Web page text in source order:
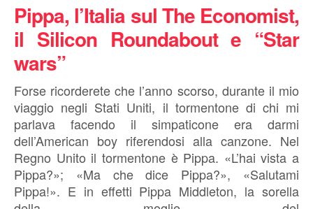
Pippa, l’Italia sul The Economist,
il Silicon Roundabout e “Star
wars”
Forse ricorderete che l’anno scorso, durante il mio
viaggio negli Stati Uniti, il tormentone di chi mi
parlava facendo il simpaticone era darmi
dell’American boy riferendosi alla canzone. Nel
Regno Unito il tormentone è Pippa. «L’hai vista a
Pippa?»; «Ma che dice Pippa?», «Salutami
Pippa!». E in effetti Pippa Middleton, la sorella